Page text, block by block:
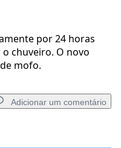
por 24 horas
chuveiro. O novo
mofo.
Adicionar um comentário